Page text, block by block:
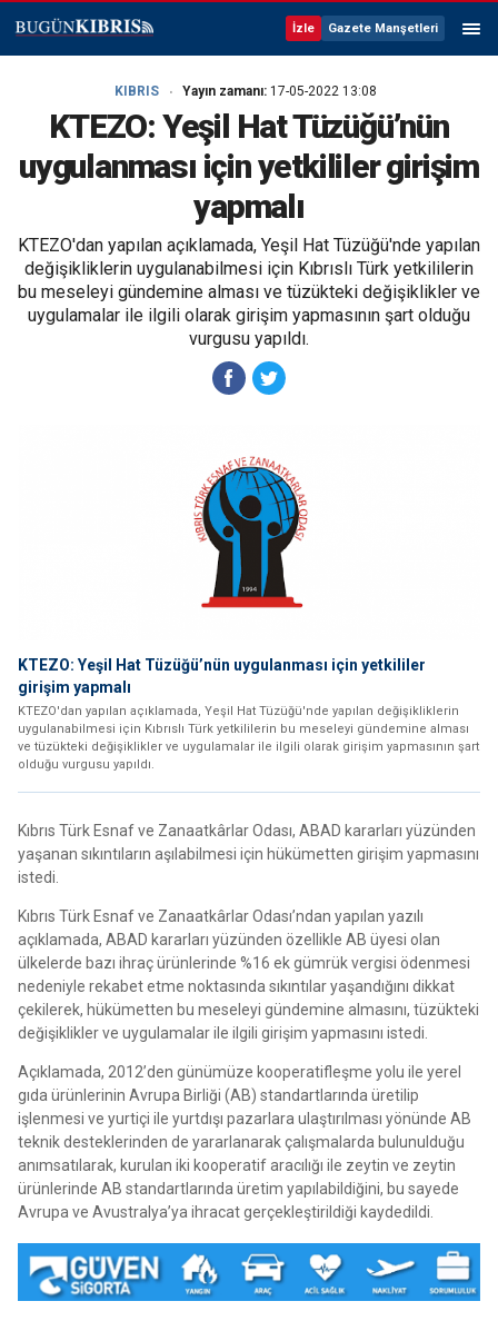
İzle Gazete Manşetleri
KIBRIS Yayın zamanı: 17-05-2022 13:08
KTEZO: Yeşil Hat Tüzüğü’nün
uygulanması için yetkililer girişim
yapmalı
KTEZO'dan yapılan açıklamada, Yeşil Hat Tüzüğü'nde yapılan
değişikliklerin uygulanabilmesi için Kıbrıslı Türk yetkililerin
bu meseleyi gündemine alması ve tüzükteki değişiklikler ve
uygulamalar ile ilgili olarak girişim yapmasının şart olduğu
vurgusu yapıldı.
KTEZO: Yeşil Hat Tüzüğü’nün uygulanması için yetkililer
girişim yapmalı
KTEZO'dan yapılan açıklamada, Yeşil Hat Tüzüğü'nde yapılan değişikliklerin
uygulanabilmesi için Kıbrıslı Türk yetkililerin bu meseleyi gündemine alması
ve tüzükteki değişiklikler ve uygulamalar ile ilgili olarak girişim yapmasının şart
olduğu vurgusu yapıldı.
Kıbrıs Türk Esnaf ve Zanaatkârlar Odası, ABAD kararları yüzünden
yaşanan sıkıntıların aşılabilmesi için hükümetten girişim yapmasını
istedi.
Kıbrıs Türk Esnaf ve Zanaatkârlar Odası’ndan yapılan yazılı
açıklamada, ABAD kararları yüzünden özellikle AB üyesi olan
ülkelerde bazı ihraç ürünlerinde %16 ek gümrük vergisi ödenmesi
nedeniyle rekabet etme noktasında sıkıntılar yaşandığını dikkat
çekilerek, hükümetten bu meseleyi gündemine almasını, tüzükteki
değişiklikler ve uygulamalar ile ilgili girişim yapmasını istedi.
Açıklamada, 2012’den günümüze kooperatifleşme yolu ile yerel
gıda ürünlerinin Avrupa Birliği (AB) standartlarında üretilip
işlenmesi ve yurtiçi ile yurtdışı pazarlara ulaştırılması yönünde AB
teknik desteklerinden de yararlanarak çalışmalarda bulunulduğu
anımsatılarak, kurulan iki kooperatif aracılığı ile zeytin ve zeytin
ürünlerinde AB standartlarında üretim yapılabildiğini, bu sayede
Avrupa ve Avustralya’ya ihracat gerçekleştirildiği kaydedildi.